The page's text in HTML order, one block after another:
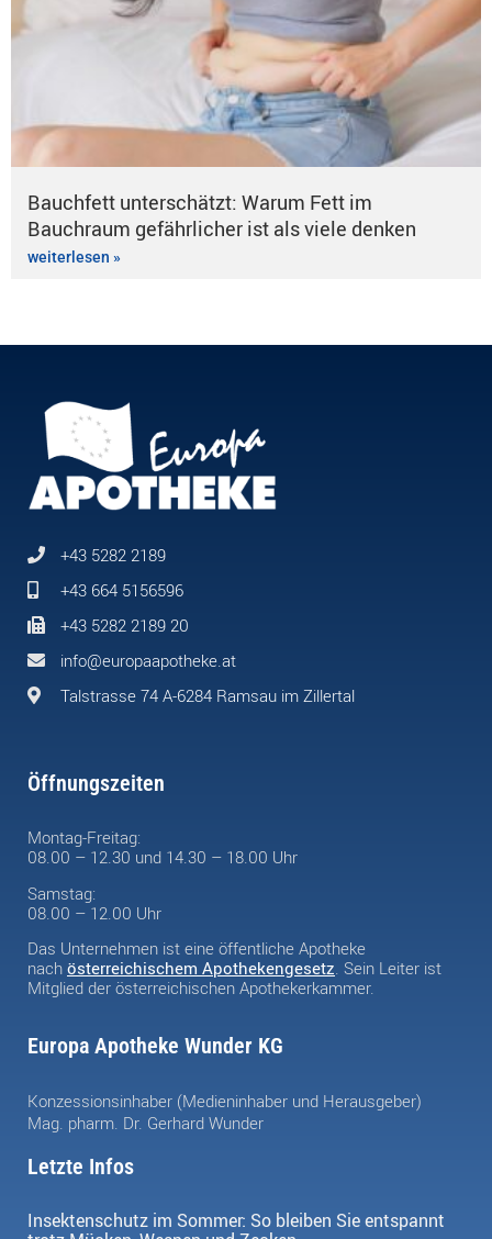
Bauchfett unterschätzt: Warum Fett im
Bauchraum gefährlicher ist als viele denken
weiterlesen »
+43 5282 2189
+43 664 5156596
+43 5282 2189 20
info@europaapotheke.at
Talstrasse 74 A-6284 Ramsau im Zillertal
Öffnungszeiten
Montag-Freitag:
08.00 – 12.30 und 14.30 – 18.00 Uhr
Samstag:
08.00 – 12.00 Uhr
Das Unternehmen ist eine öffentliche Apotheke
nach österreichischem Apothekengesetz . Sein Leiter ist
Mitglied der österreichischen Apothekerkammer.
Europa Apotheke Wunder KG
Konzessionsinhaber (Medieninhaber und Herausgeber)
Mag. pharm. Dr. Gerhard Wunder
Letzte Infos
Insektenschutz im Sommer: So bleiben Sie entspannt